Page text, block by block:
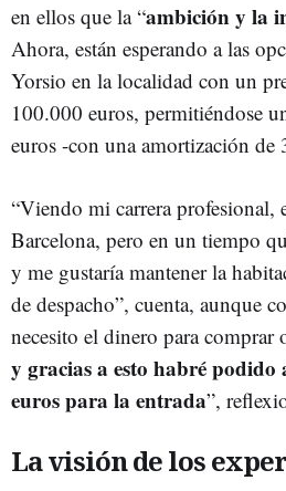
en ellos que la “ambición y la
Ahora, están esperando a las
Yorsio en la localidad con un
100.000 euros, permitiéndose
euros -con una amortización de
“Viendo mi carrera profesional,
Barcelona, pero en un tiempo
y me gustaría mantener la
de despacho”, cuenta, aunque
necesito el dinero para comprar
y gracias a esto habré
euros para la entrada”,
La visión de los